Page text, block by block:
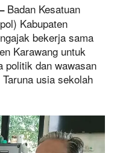
Badan Kesatuan
Kabupaten
bekerja sama
Karawang untuk
politik dan wawasan
usia sekolah